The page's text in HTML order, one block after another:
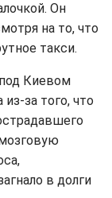
Он
на то, что
такси.
Киевом
за того, что
в долги